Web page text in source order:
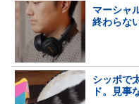
マーシャ
終わらな
シッポで
ド。見事